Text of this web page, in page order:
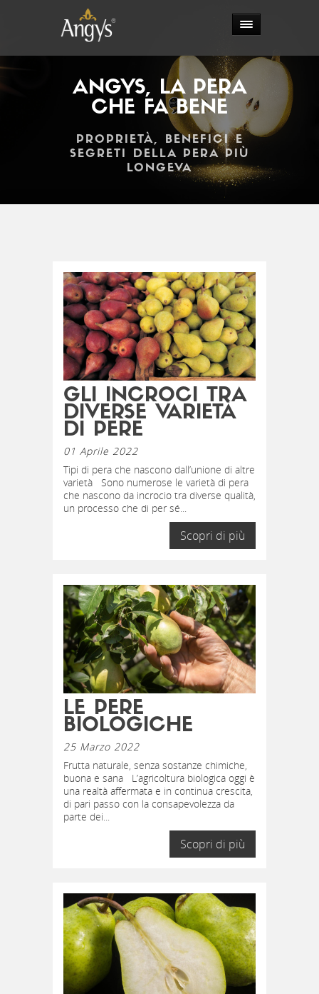
ANGYS, LA PERA
CHE FA BENE
PROPRIETÀ, BENEFICI E
SEGRETI DELLA PERA PIÙ
LONGEVA
GLI INCROCI TRA
DIVERSE VARIETÀ
DI PERE
01 Aprile 2022
Tipi di pera che nascono dall’unione di altre
varietà Sono numerose le varietà di pera
che nascono da incrocio tra diverse qualità,
un processo che di per sé...
Scopri di più
LE PERE
BIOLOGICHE
25 Marzo 2022
Frutta naturale, senza sostanze chimiche,
buona e sana L’agricoltura biologica oggi è
una realtà affermata e in continua crescita,
di pari passo con la consapevolezza da
parte dei...
Scopri di più